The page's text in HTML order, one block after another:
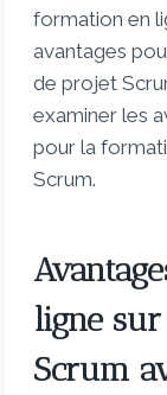
formation en
avantages
de projet
examiner les
pour la
Scrum.
ligne
Scrum